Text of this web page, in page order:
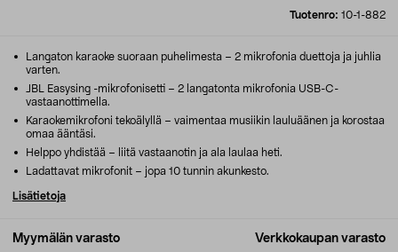
Tuotenro: 10-1-882
Myymälän varasto Verkkokaupan varasto
Langaton karaoke suoraan puhelimesta – 2 mikrofonia duettoja ja juhlia
varten.
JBL Easysing -mikrofonisetti – 2 langatonta mikrofonia USB-C-
vastaanottimella.
Karaokemikrofoni tekoälyllä – vaimentaa musiikin lauluäänen ja korostaa
omaa ääntäsi.
Helppo yhdistää – liitä vastaanotin ja ala laulaa heti.
Ladattavat mikrofonit – jopa 10 tunnin akunkesto.
Lisätietoja